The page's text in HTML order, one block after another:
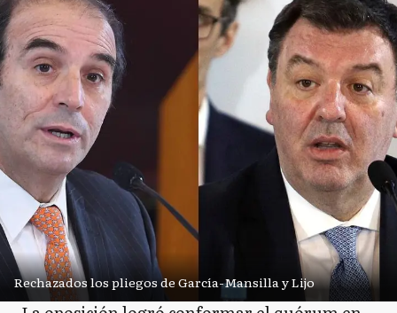
Rechazados los pliegos de García-Mansilla y Lijo